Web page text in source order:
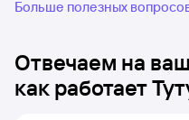
Больше полезных
Отвечаем на
как работает